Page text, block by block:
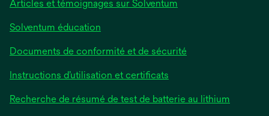
Articles et témoignages sur Solventum
Solventum éducation
Documents de conformité et de sécurité
Instructions d’utilisation et certificats
Recherche de résumé de test de batterie au lithium